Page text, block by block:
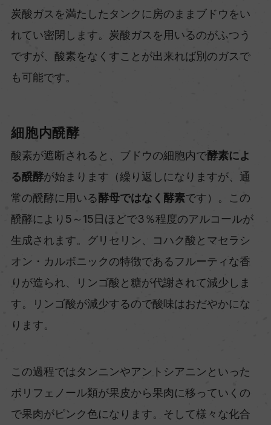
炭酸ガスを満たしたタンクに房のままブドウをい
れてい密閉します。炭酸ガスを用いるのがふつう
ですが、酸素をなくすことが出来れば別のガスで
も可能です。
細胞内醗酵
酸素が遮断されると、ブドウの細胞内で酵素によ
る醗酵が始まります（繰り返しになりますが、通
常の醗酵に用いる酵母ではなく酵素です）。この
醗酵により5～15日ほどで3％程度のアルコールが
生成されます。グリセリン、コハク酸とマセラシ
オン・カルボニックの特徴であるフルーティな香
りが造られ、リンゴ酸と糖が代謝されて減少しま
す。リンゴ酸が減少するので酸味はおだやかにな
ります。
この過程ではタンニンやアントシアニンといった
ポリフェノール類が果皮から果肉に移っていくの
で果肉がピンク色になります。そして様々な化合